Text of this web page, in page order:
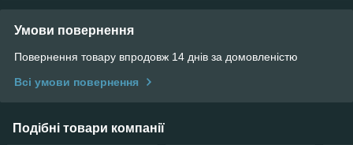
Умови повернення
Повернення товару впродовж 14 днів за домовленістю
Всі умови повернення
Подібні товари компанії